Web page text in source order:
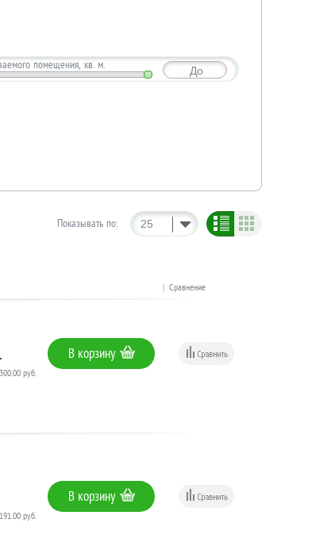
До
помещения, кв. м.
25
Показывать по:
| Сравнение
руб.
В корзину
руб.
В корзину